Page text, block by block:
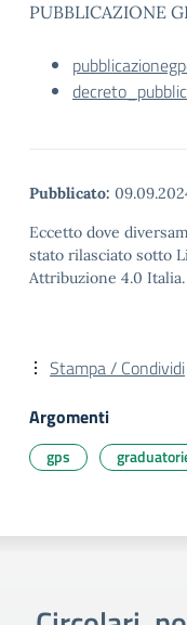
PUBBLICAZIONE
Pubblicato:
Eccetto dove
stato rilasciato sotto
Attribuzione 4.0 Italia.
Stampa / Condividi
Argomenti
gps